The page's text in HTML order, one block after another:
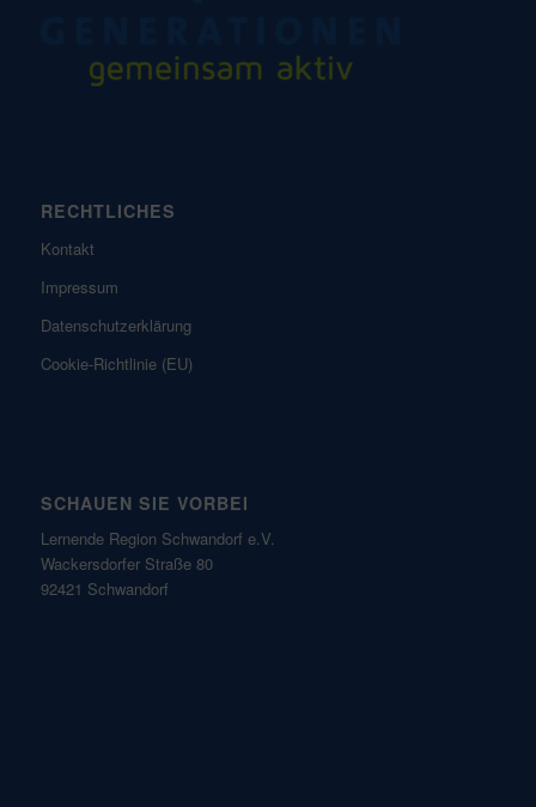
RECHTLICHES
Kontakt
Impressum
Datenschutzerklärung
Cookie-Richtlinie (EU)
SCHAUEN SIE VORBEI
Lernende Region Schwandorf e.V.
Wackersdorfer Straße 80
92421 Schwandorf